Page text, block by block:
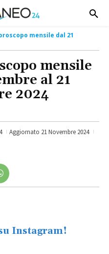
mensile dal 21
mensile
al 21
2024
Aggiornato 21 Novembre 2024
Instagram!